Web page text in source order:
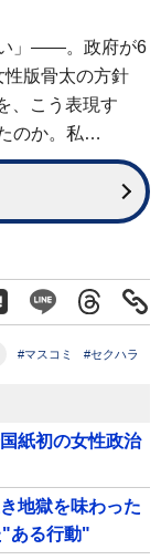
い」――。政府が6
性版骨太の方針
、こう表現す
のか。私…
#マスコミ #セクハラ
紙初の女性政治
地獄を味わった
"ある行動"